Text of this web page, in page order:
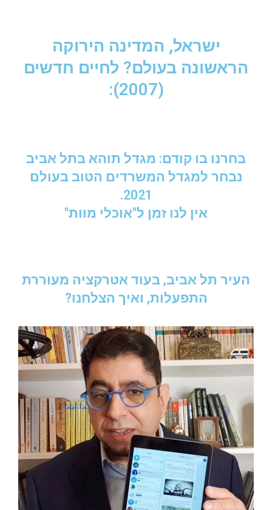
ישראל, המדינה הירוקה
הראשונה בעולם? לחיים חדשים
(2007):
בחרנו בו קודם: מגדל תוהא בתל אביב
נבחר למגדל המשרדים הטוב בעולם
2021.
אין לנו זמן ל"אוכלי מוות"
העיר תל אביב, בעוד אטרקציה מעוררת
התפעלות, ואיך הצלחנו?